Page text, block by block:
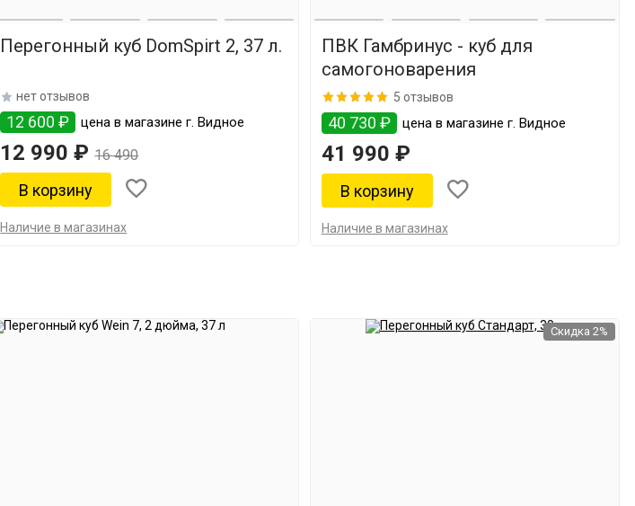
Перегонный куб DomSpirt 2, 37 л.
нет отзывов
12 600 ₽ цена в магазине г. Видное
12 990 ₽ 16 490
Наличие в магазинах
ПВК Гамбринус - куб для
самогоноварения
5 отзывов
40 730 ₽ цена в магазине г. Видное
41 990 ₽
Наличие в магазинах
Скидка 2%